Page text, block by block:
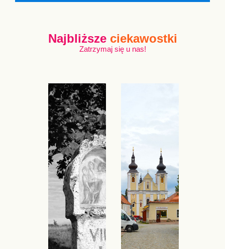
Najbliższe ciekawostki
Zatrzymaj się u nas!